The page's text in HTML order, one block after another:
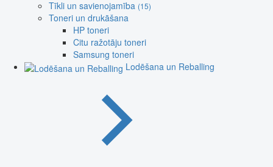
Tīkli un savienojamība (15)
Toneri un drukāšana
HP toneri
Citu ražotāju toneri
Samsung toneri
Lodēšana un Reballing